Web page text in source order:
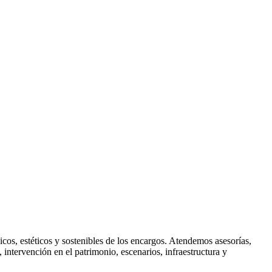
estéticos y sostenibles de los encargos. Atendemos asesorías,
en el patrimonio, escenarios, infraestructura y